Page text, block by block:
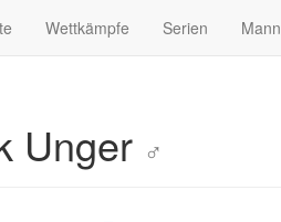
Wettkämpfe Serien
Unger ♂